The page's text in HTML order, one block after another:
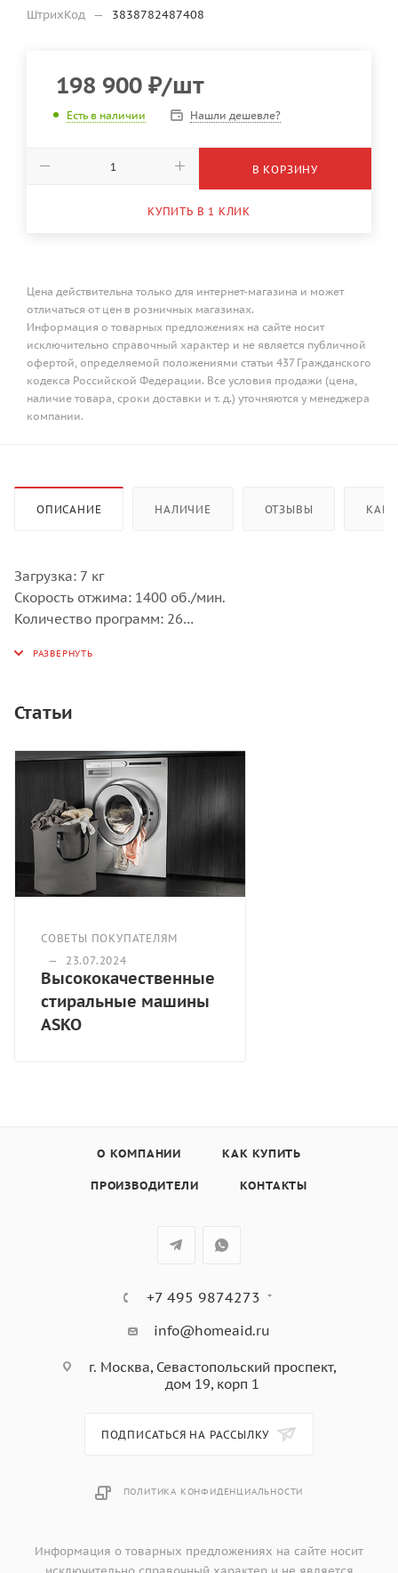
ШтрихКод — 3838782487408
198 900 ₽/шт
Есть в наличии Нашли дешевле?
В КОРЗИНУ
КУПИТЬ В 1 КЛИК
Цена действительна только для интернет-магазина и может
отличаться от цен в розничных магазинах.
Информация о товарных предложениях на сайте носит
исключительно справочный характер и не является публичной
офертой, определяемой положениями статьи 437 Гражданского
кодекса Российской Федерации. Все условия продажи (цена,
наличие товара, сроки доставки и т. д.) уточняются у менеджера
компании.
ОПИСАНИЕ НАЛИЧИЕ ОТЗЫВЫ КАК
Загрузка: 7 кг
Скорость отжима: 1400 об./мин.
Количество программ: 26
Дизайн-линия: Professional
Allergycotton 90ºC
Allergysynthetics 60ºC
Drumcleaning
Allergysynthetics 40ºC
Eco 40-60 °C
Интенсивная 90°С
Интенсивная 60°С
Белое/Цветное 60°С
Белое/Цветное 40°С
Быстрая стирка 60°С
Быстрая стирка 40°С
White/colour 20 °C
Microfibre 40ºC
Статьи
СОВЕТЫ ПОКУПАТЕЛЯМ
—
23.07.2024
Высококачественные
стиральные машины
ASKO
О КОМПАНИИ КАК КУПИТЬ
ПРОИЗВОДИТЕЛИ КОНТАКТЫ
+7 495 9874273
info@homeaid.ru
г. Москва, Севастопольский проспект,
дом 19, корп 1
ПОДПИСАТЬСЯ НА РАССЫЛКУ
ПОЛИТИКА КОНФИДЕНЦИАЛЬНОСТИ
Информация о товарных предложениях на сайте носит